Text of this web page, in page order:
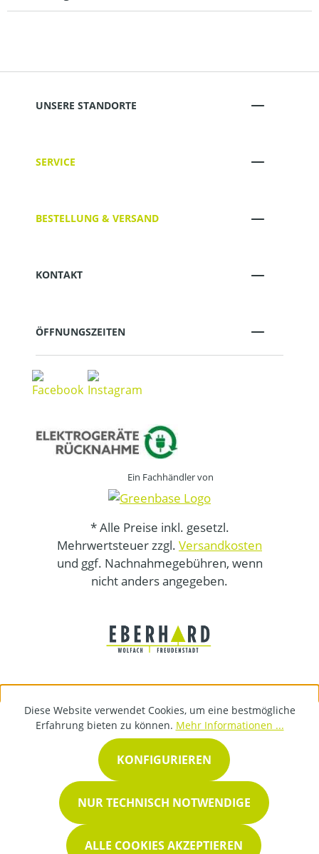
UNSERE STANDORTE
SERVICE
BESTELLUNG & VERSAND
KONTAKT
ÖFFNUNGSZEITEN
Ein Fachhändler von
* Alle Preise inkl. gesetzl.
Mehrwertsteuer zzgl. Versandkosten
und ggf. Nachnahmegebühren, wenn
nicht anders angegeben.
Diese Website verwendet Cookies, um eine bestmögliche
Erfahrung bieten zu können. Mehr Informationen ...
NUR TECHNISCH NOTWENDIGE
KONFIGURIEREN
ALLE COOKIES AKZEPTIEREN